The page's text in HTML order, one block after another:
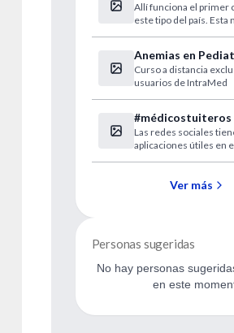
hospital de día
Allí funciona el primer
este tipo del país. Esta
multidisciplinario que
contener al paciente y a
Anemias en
Curso a distancia
usuarios de IntraMed
#médicostuiteros
Las redes sociales
aplicaciones útiles en
diagnóstico difícil.
Ver más
Personas sugeridas
No hay personas
en este